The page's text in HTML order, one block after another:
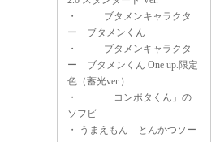
・
ブタメンキャラクタ
ー ブタメンくん
・
ブタメンキャラクタ
ー ブタメンくん One up.限定
色（蓄光ver.）
・
「コンポタくん」の
ソフビ
・
うまえもん とんかつソー